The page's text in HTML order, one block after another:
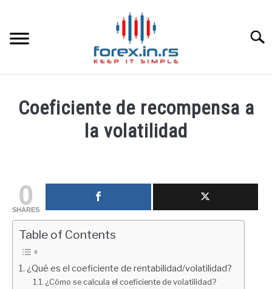
content
HOME ESPAÑOLA
LA INVERSIÓN
Coeficiente de recompensa a
la volatilidad
in
Educación
financiera
0
SHARES
Table of Contents
¿Qué es el coeficiente de rentabilidad/volatilidad?
¿Cómo se calcula el coeficiente de volatilidad?